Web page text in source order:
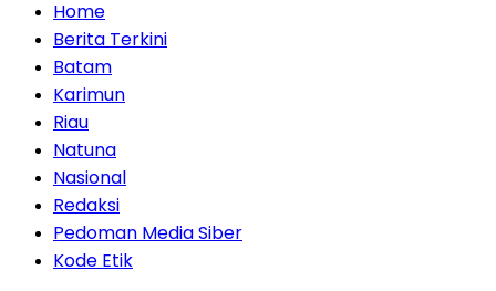
Home
Berita Terkini
Batam
Karimun
Riau
Natuna
Nasional
Redaksi
Pedoman Media Siber
Kode Etik